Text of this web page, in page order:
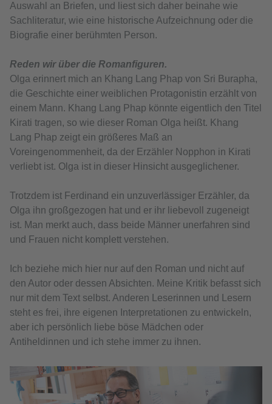
Auswahl an Briefen, und liest sich daher beinahe wie
Sachliteratur, wie eine historische Aufzeichnung oder die
Biografie einer berühmten Person.
Reden wir über die Romanfiguren.
Olga erinnert mich an Khang Lang Phap von Sri Burapha,
die Geschichte einer weiblichen Protagonistin erzählt von
einem Mann. Khang Lang Phap könnte eigentlich den Titel
Kirati tragen, so wie dieser Roman Olga heißt. Khang
Lang Phap zeigt ein größeres Maß an
Voreingenommenheit, da der Erzähler Nopphon in Kirati
verliebt ist. Olga ist in dieser Hinsicht ausgeglichener.
Trotzdem ist Ferdinand ein unzuverlässiger Erzähler, da
Olga ihn großgezogen hat und er ihr liebevoll zugeneigt
ist. Man merkt auch, dass beide Männer unerfahren sind
und Frauen nicht komplett verstehen.
Ich beziehe mich hier nur auf den Roman und nicht auf
den Autor oder dessen Absichten. Meine Kritik befasst sich
nur mit dem Text selbst. Anderen Leserinnen und Lesern
steht es frei, ihre eigenen Interpretationen zu entwickeln,
aber ich persönlich liebe böse Mädchen oder
Antiheldinnen und ich stehe immer zu ihnen.